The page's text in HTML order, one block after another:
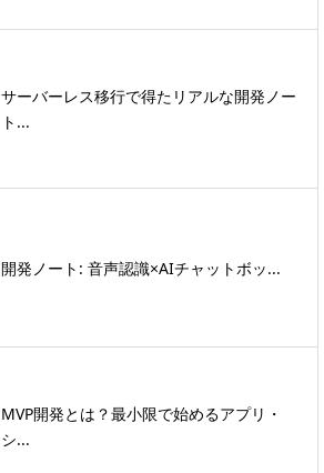
サーバーレス移行で得たリアルな開発ノー
ト...
開発ノート: 音声認識×AIチャットボッ...
MVP開発とは？最小限で始めるアプリ・
シ...